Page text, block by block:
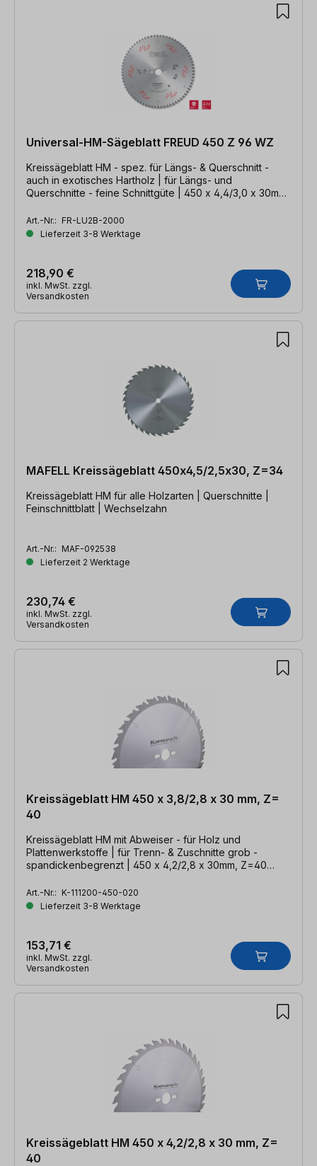
Universal-HM-Sägeblatt FREUD 450 Z 96 WZ
Kreissägeblatt HM - spez. für Längs- & Querschnitt -
auch in exotisches Hartholz | für Längs- und
Querschnitte - feine Schnittgüte | 450 x 4,4/3,0 x 30mm,
Art.-Nr.: FR-LU2B-2000
Lieferzeit 3-8 Werktage
218,90 €
inkl. MwSt. zzgl.
Versandkosten
MAFELL Kreissägeblatt 450x4,5/2,5x30, Z=34
Kreissägeblatt HM für alle Holzarten | Querschnitte |
Feinschnittblatt | Wechselzahn
Art.-Nr.: MAF-092538
Lieferzeit 2 Werktage
230,74 €
inkl. MwSt. zzgl.
Versandkosten
Kreissägeblatt HM 450 x 3,8/2,8 x 30 mm, Z=
40
Kreissägeblatt HM mit Abweiser - für Holz und
Plattenwerkstoffe | für Trenn- & Zuschnitte grob -
spandickenbegrenzt | 450 x 4,2/2,8 x 30mm, Z=40
Art.-Nr.: K-111200-450-020
Lieferzeit 3-8 Werktage
153,71 €
inkl. MwSt. zzgl.
Versandkosten
Kreissägeblatt HM 450 x 4,2/2,8 x 30 mm, Z=
40